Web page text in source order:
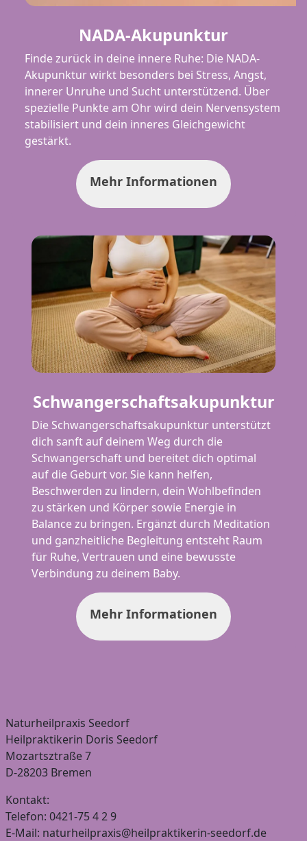
NADA-Akupunktur
Finde zurück in deine innere Ruhe: Die NADA-
Akupunktur wirkt besonders bei Stress, Angst,
innerer Unruhe und Sucht unterstützend. Über
spezielle Punkte am Ohr wird dein Nervensystem
stabilisiert und dein inneres Gleichgewicht
gestärkt.
Mehr Informationen
Schwangerschaftsakupunktur
Die Schwangerschaftsakupunktur unterstützt
dich sanft auf deinem Weg durch die
Schwangerschaft und bereitet dich optimal
auf die Geburt vor. Sie kann helfen,
Beschwerden zu lindern, dein Wohlbefinden
zu stärken und Körper sowie Energie in
Balance zu bringen. Ergänzt durch Meditation
und ganzheitliche Begleitung entsteht Raum
für Ruhe, Vertrauen und eine bewusste
Verbindung zu deinem Baby.
Mehr Informationen
Naturheilpraxis Seedorf
Heilpraktikerin Doris Seedorf
Mozartsztraße 7
D-28203 Bremen
Kontakt:
Telefon: 0421-75 4 2 9
E-Mail: naturheilpraxis@heilpraktikerin-seedorf.de